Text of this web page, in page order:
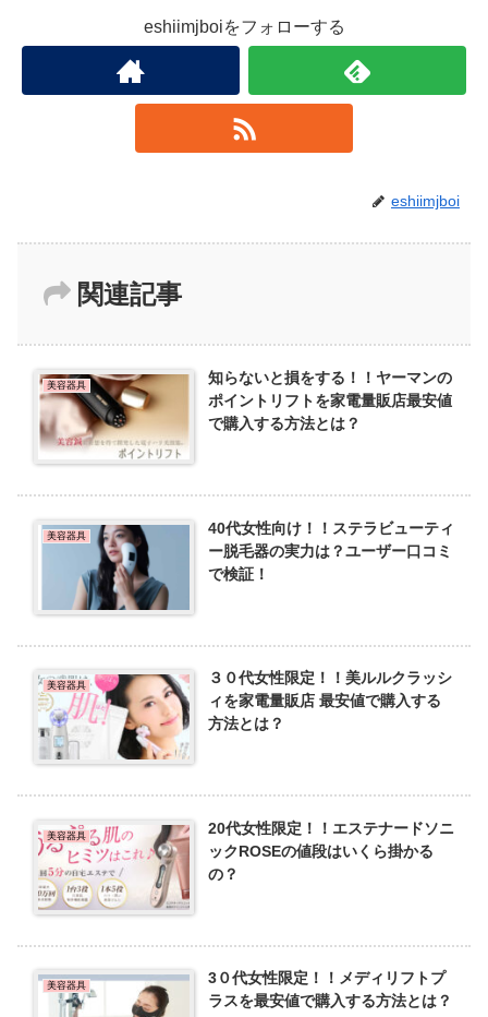
eshiimjboiをフォローする
eshiimjboi
関連記事
美容器具
知らないと損をする！！ヤーマンの
ポイントリフトを家電量販店最安値
で購入する方法とは？
美容器具
40代女性向け！！ステラビューティ
ー脱毛器の実力は？ユーザー口コミ
で検証！
美容器具
３０代女性限定！！美ルルクラッシ
ィを家電量販店 最安値で購入する
方法とは？
美容器具
20代女性限定！！エステナードソニ
ックROSEの値段はいくら掛かる
の？
美容器具
3０代女性限定！！メディリフトプ
ラスを最安値で購入する方法とは？